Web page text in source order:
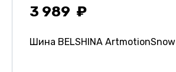
3 989
Шина BELSHINA ArtmotionSnow